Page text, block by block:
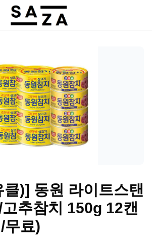
클)] 동원 라이트스탠
추참치 150g 12캔
무료)